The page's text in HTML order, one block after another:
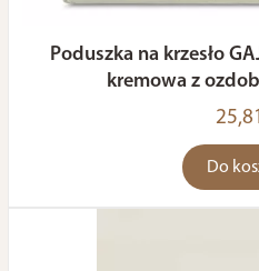
Poduszka na krzesło
kremowa z
Do